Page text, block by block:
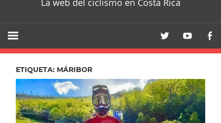
La web del ciclismo en Costa Rica
ETIQUETA: MÁRIBOR